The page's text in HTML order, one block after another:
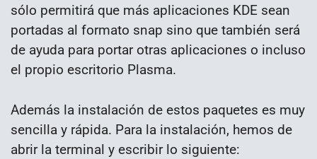
sólo permitirá que más aplicaciones KDE sean
portadas al formato snap sino que también será
de ayuda para portar otras aplicaciones o incluso
el propio escritorio Plasma.
Además la instalación de estos paquetes es muy
sencilla y rápida. Para la instalación, hemos de
abrir la terminal y escribir lo siguiente: